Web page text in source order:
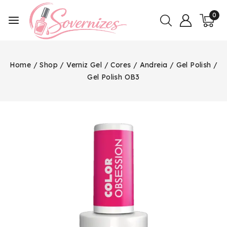
0
Home / Shop / Verniz Gel / Cores / Andreia / Gel Polish /
Gel Polish OB3